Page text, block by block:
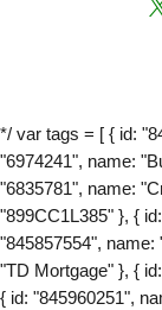
*/ var tags = [ { id:
"6974241", name:
"6835781", name:
"899CC1L385" }, {
"845857554",
"TD Mortgage" }, {
{ id: "845960251",